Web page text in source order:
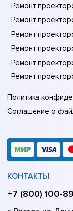
Ремонт
Ремонт
Ремонт
Ремонт
Ремонт
Ремонт
Политика
Соглашение о
КОНТАКТЫ
+7 (800) 100-